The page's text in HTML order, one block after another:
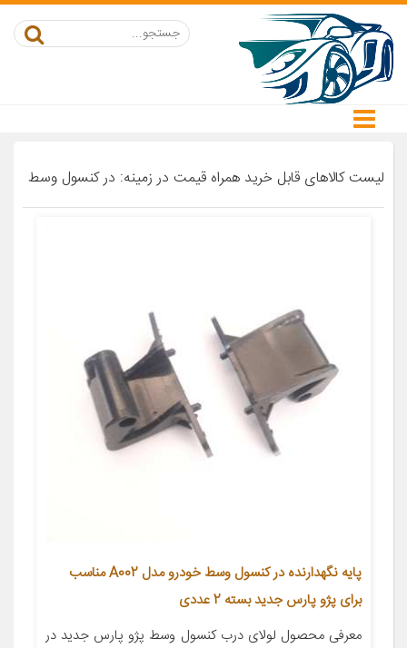
لیست کالاهای قابل خرید همراه قیمت در زمینه: در کنسول وسط
پایه نگهدارنده در کنسول وسط خودرو مدل A002 مناسب
برای پژو پارس جدید بسته 2 عددی
معرفی محصول لولای درب کنسول وسط پژو پارس جدید در